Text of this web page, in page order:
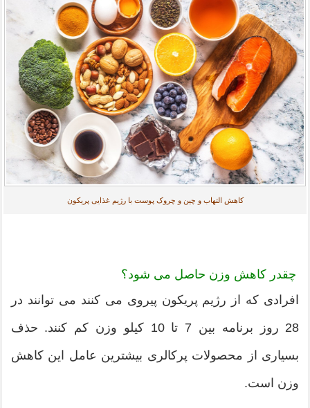
کاهش التهاب و چین و چروک پوست با رژیم غذایی پریکون
چقدر کاهش وزن حاصل می شود؟
افرادی که از رژیم پریکون پیروی می کنند می توانند در
28 روز برنامه بین 7 تا 10 کیلو وزن کم کنند. حذف
بسیاری از محصولات پرکالری بیشترین عامل این کاهش
وزن است.